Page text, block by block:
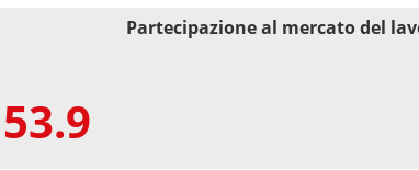
53.9
Partecipazione al mercato del